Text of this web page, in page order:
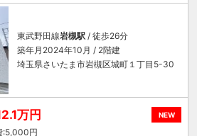
東武野田線岩槻駅 / 徒歩26分
築年月2024年10月 / 2階建
埼玉県さいたま市岩槻区城町１丁目5-30
NEW
万円
5,000円